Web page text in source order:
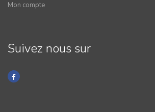
Mon compte
Suivez nous sur